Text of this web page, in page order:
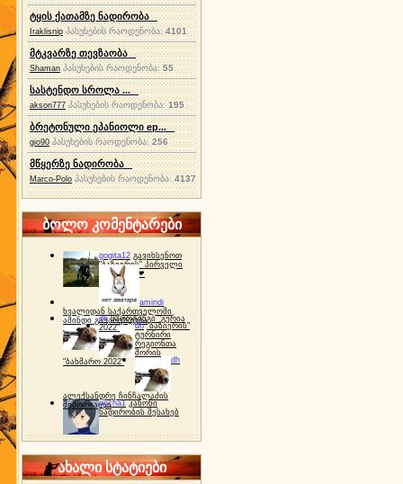
ტყის ქათამზე ნადირობა
Iraklisnip პასუხების რაოდენობა: 4101
მტკვარზე თევზაობა
Shaman პასუხების რაოდენობა:55
სასტენდო სროლა ...
akson777 პასუხების რაოდენობა:195
ბრეტონული ეპანიოლი ep...
gio90 პასუხების რაოდენობა:256
მწყერზე ნადირობა
Marco-Polo პასუხების რაოდენობა:4137
ბოლო კომენტარები
gogita12 გავიხსენოთ
"ბაზიერის" პირველი
ტურნირი ❤
amindi
ხვალიდან საქართველოში
ამინდი გაუარესდება
dh სპორტინგი "გურია
2022"
dh "ბაზიერის"
ტურნირი
რეგიონთა
შორის
"ბახმარო 2022"
dh
ალექსანდრე ჩინჩალაძის
მემორიალიgocha1 კანონი
ნადირობის შესახებ
ახალი სტატიები